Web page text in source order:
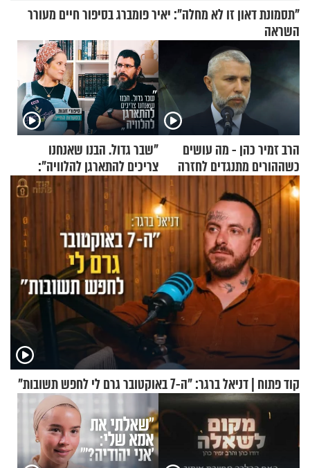
"תסמונת דאון זו לא מחלה": יאיר פומברג בסיפור חיים מעורר
השראה
הרב זמיר כהן - מה עושים
כשההורים מתנגדים לחזרה
בתשובה?
"שבר גדול. הבנו שאנחנו
צריכים להתארגן להלוויה":
זוגיות במבחן, הפעם עם מרים
וגד דנינו
קוד פתוח | דניאל ברגר: "ה-7 באוקטובר גרם לי לחפש תשובות"